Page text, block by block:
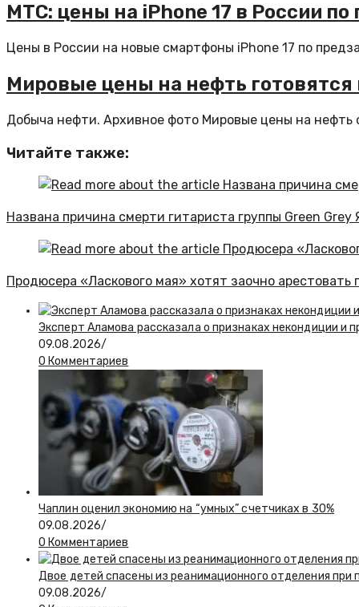
МТС: цены на iPhone 17 в России
Цены в России на новые смартфоны iPhone 17 по
Мировые цены на нефть готовятся
Добыча нефти. Архивное фото Мировые цены на
Читайте также:
Названа причина смерти гитариста группы Green Grey
Продюсера «Ласкового мая» хотят заочно
Эксперт Аламова рассказала о признаках некондиции и
09.08.2026/
0 Комментариев
Чаплин оценил экономию на “умных” счетчиках в 30%
09.08.2026/
0 Комментариев
Двое детей спасены из реанимационного отделения при
09.08.2026/